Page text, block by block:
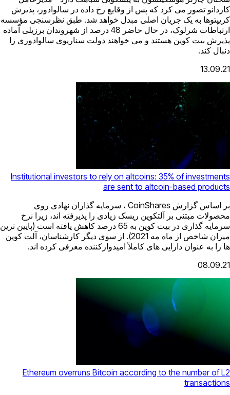
کاردانو تصور می کرد که پس از وقایع رخ داده در سالوادور، پذیرش
کریپتوها به یک جریان اصلی مبدل خواهد شد. طبق نظرسنجی مؤسسه
ارتباطات شرلوک، در حال حاضر 48 درصد از شهروندان برزیلی آماده
پذیرش بیت کوین هستند و می خواهند دولت سناریوی سالوادوری را
دنبال کند.
13.09.21
Institutional investors to rely on altcoins: 35% of investments
are sent to altcoin-based products
بر اساس گزارش CoinShares ، سرمایه گذاران نهادی روی
محصولات مبتنی بر آلتکوین ریسک زیادی را پذیرفته اند، زیرا نرخ
سرمایه گذاری در بیت کوین به 65 درصد کاهش یافته است (پایین ترین
میزان شاخص از ماه مه 2021). از سوی دیگر کارشناسان، آلت کوین
ها را به عنوان دارایی های کاملاً امیدوارکننده معرفی کرده اند.
08.09.21
Ethereum overruns Bitcoin according to the number of L2
transactions